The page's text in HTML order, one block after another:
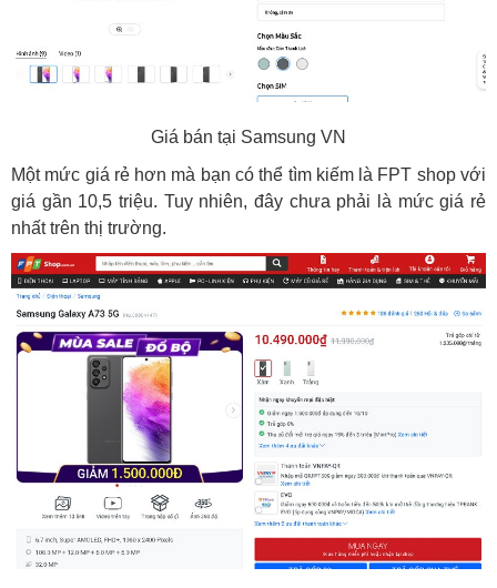
Giá bán tại Samsung VN
Một mức giá rẻ hơn mà bạn có thể tìm kiếm là FPT shop với
giá gần 10,5 triệu. Tuy nhiên, đây chưa phải là mức giá rẻ
nhất trên thị trường.